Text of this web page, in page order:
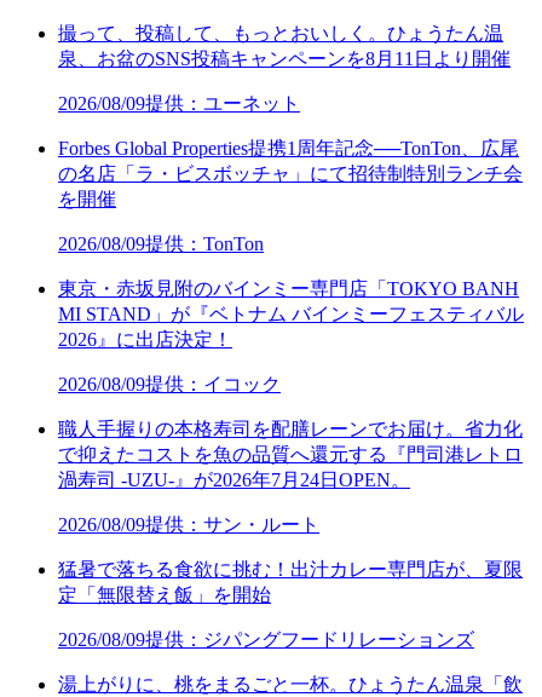
撮って、投稿して、もっとおいしく。ひょうたん温
泉、お盆のSNS投稿キャンペーンを8月11日より開催
2026/08/09提供：ユーネット
Forbes Global Properties提携1周年記念──TonTon、広尾
の名店「ラ・ビスボッチャ」にて招待制特別ランチ会
を開催
2026/08/09提供：TonTon
東京・赤坂見附のバインミー専門店「TOKYO BANH
MI STAND」が『ベトナム バインミーフェスティバル
2026』に出店決定！
2026/08/09提供：イコック
職人手握りの本格寿司を配膳レーンでお届け。省力化
で抑えたコストを魚の品質へ還元する『門司港レトロ
渦寿司 -UZU-』が2026年7月24日OPEN。
2026/08/09提供：サン・ルート
猛暑で落ちる食欲に挑む！出汁カレー専門店が、夏限
定「無限替え飯」を開始
2026/08/09提供：ジパングフードリレーションズ
湯上がりに、桃をまるごと一杯。ひょうたん温泉「飲